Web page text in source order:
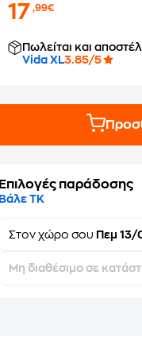
17,99€
Πωλείται και
Vida XL3.85/5
Επιλογές παράδοσης
Βάλε ΤΚ
Στονχώρο σου Πεμ 13/
Μη διαθέσιμο σε